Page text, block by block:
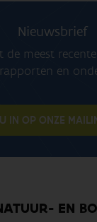
Nieuwsbrief
de meest
en
IN OP ONZE
EN